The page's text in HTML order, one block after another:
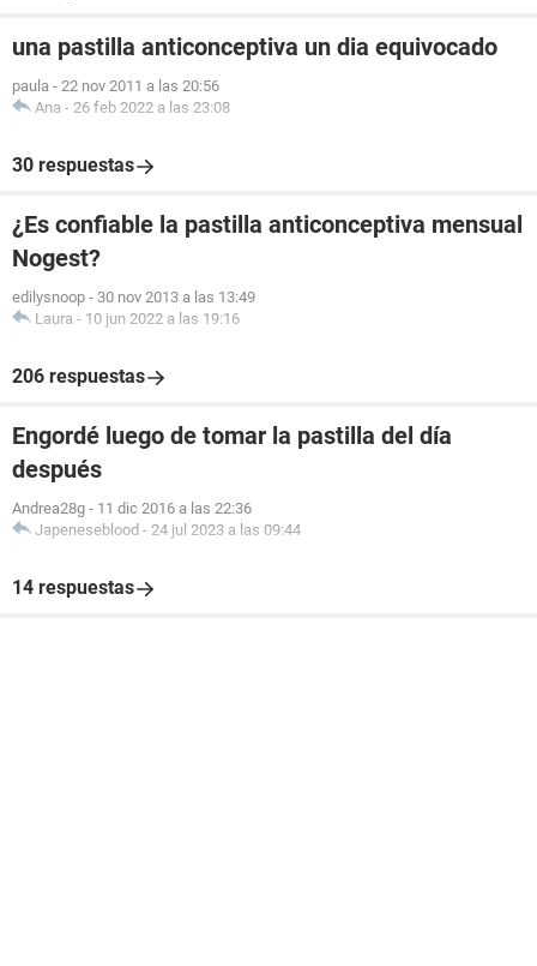
una pastilla anticonceptiva un dia equivocado
paula - 22 nov 2011 a las 20:56
Ana - 26 feb 2022 a las 23:08
30 respuestas
¿Es confiable la pastilla anticonceptiva mensual
Nogest?
edilysnoop - 30 nov 2013 a las 13:49
Laura - 10 jun 2022 a las 19:16
206 respuestas
Engordé luego de tomar la pastilla del día
después
Andrea28g - 11 dic 2016 a las 22:36
Japeneseblood - 24 jul 2023 a las 09:44
14 respuestas